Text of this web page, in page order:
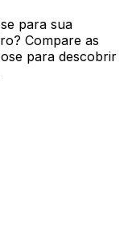
para sua
Compare as
para descobrir